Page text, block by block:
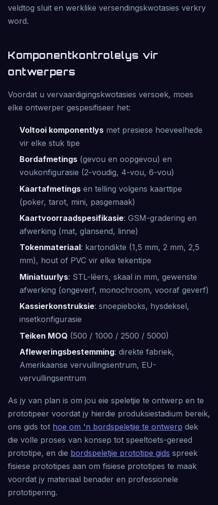
veldtog sluit en werklike versendingskwotasies verkry
word.
Komponentkontrolelys vir
ontwerpers
Voordat u vervaardigingskwotasies versoek, moes
elke ontwerper gespesifiseer het:
Voltooi komponentlys met presiese hoeveelhede
vir elke stuk tipe
Bordafmetings (gevou en oopgevou) en
voukonfigurasie (2-voudig, 4-vou, 6-vou)
Kaartafmetings en telling volgens kaarttipe
(poker, tarot, mini, pasgemaak)
Kaartvoorraadspesifikasie: GSM-gradering en
afwerking (mat, glansend, linne)
Tokenmateriaal: kartondikte (1,5 mm, 2 mm, 2,5
mm), hout of PVC vir elke tekentipe
Miniatuurlys: STL-lêers, skaal in mm, gewenste
afwerking (ongeverf, monochroom, vooraf geverf)
Kassierkonstruksie: snoepieboks, hysdeksel,
insetkonfigurasie
Teiken MOQ (500 / 1000 / 2500 / 5000)
Afleweringsbestemming: direkte fabriek,
Amerikaanse vervullingsentrum, EU-
vervullingsentrum
As jy van plan is om jou eie speletjie te ontwerp en te
prototipeer voordat jy hierdie produksiestadium bereik,
ons gids tot hoe om 'n bordspeletjie te ontwerp dek
die volle proses van konsep tot speeltoets-gereed
prototipe, en die bordspeletjie prototipe gids spreek
fisiese prototipes aan om fisiese prototipes te maak
voordat jy materiaal benader en professionele
prototipering.